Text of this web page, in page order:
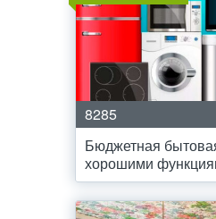
8285
Бюджетная
хорошими